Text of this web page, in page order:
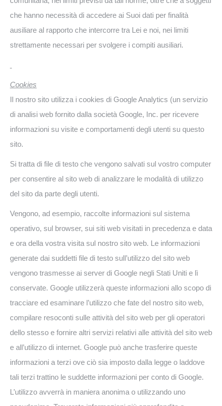
che hanno necessità di accedere ai Suoi dati per finalità
ausiliare al rapporto che intercorre tra Lei e noi, nei limiti
strettamente necessari per svolgere i compiti ausiliari.
Cookies
Il nostro sito utilizza i cookies di Google Analytics (un servizio
di analisi web fornito dalla società Google, Inc. per ricevere
informazioni su visite e comportamenti degli utenti su questo
sito.
Si tratta di file di testo che vengono salvati sul vostro computer
per consentire al sito web di analizzare le modalità di utilizzo
del sito da parte degli utenti.
Vengono, ad esempio, raccolte informazioni sul sistema
operativo, sul browser, sui siti web visitati in precedenza e data
e ora della vostra visita sul nostro sito web. Le informazioni
generate dai suddetti file di testo sull’utilizzo del sito web
vengono trasmesse ai server di Google negli Stati Uniti e lì
conservate. Google utilizzerà queste informazioni allo scopo di
tracciare ed esaminare l’utilizzo che fate del nostro sito web,
compilare resoconti sulle attività del sito web per gli operatori
dello stesso e fornire altri servizi relativi alle attività del sito web
e all’utilizzo di internet. Google può anche trasferire queste
informazioni a terzi ove ciò sia imposto dalla legge o laddove
tali terzi trattino le suddette informazioni per conto di Google.
L’utilizzo avverrà in maniera anonima o utilizzando uno